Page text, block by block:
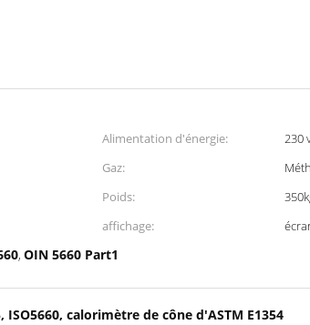
Alimentation d'énergie:
230
Gaz:
Poids:
affichage:
, OIN 5660 Part1
ISO5660, calorimètre de cône d'ASTM E1354